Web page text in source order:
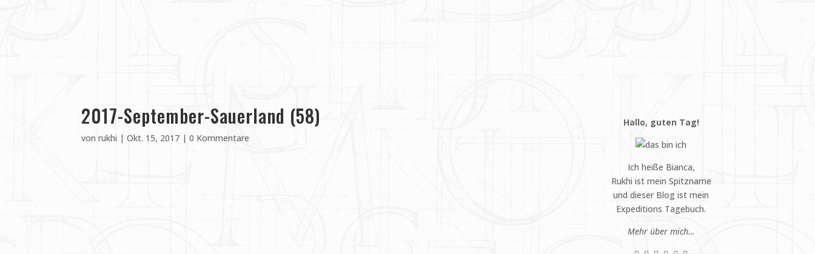
2017-September-Sauerland (58)
vonrukhi |Okt. 15, 2017 |0 Kommentare
Hallo, guten Tag!
Ich heiße Bianca,
Rukhi ist mein Spitzname
und dieser Blog ist mein
Expeditions Tagebuch.
Mehr über mich…